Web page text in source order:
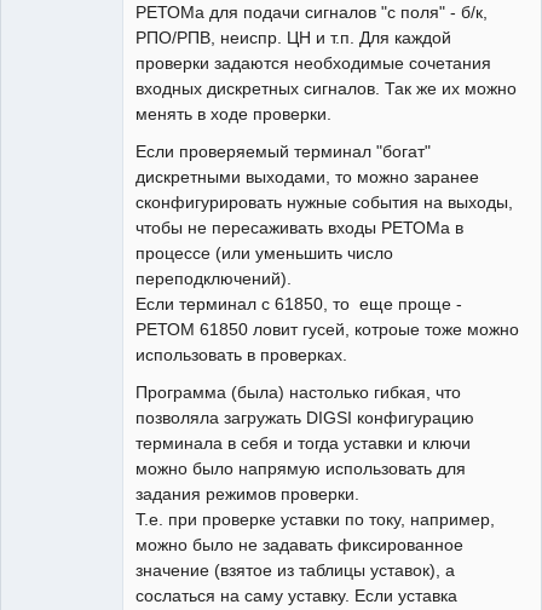
РЕТОМа для подачи сигналов "с поля" - б/к,
РПО/РПВ, неиспр. ЦН и т.п. Для каждой
проверки задаются необходимые сочетания
входных дискретных сигналов. Так же их можно
менять в ходе проверки.
Если проверяемый терминал "богат"
дискретными выходами, то можно заранее
сконфигурировать нужные события на выходы,
чтобы не пересаживать входы РЕТОМа в
процессе (или уменьшить число
переподключений).
Если терминал с 61850, то еще проще -
РЕТОМ 61850 ловит гусей, котроые тоже можно
использовать в проверках.
Программа (была) настолько гибкая, что
позволяла загружать DIGSI конфигурацию
терминала в себя и тогда уставки и ключи
можно было напрямую использовать для
задания режимов проверки.
Т.е. при проверке уставки по току, например,
можно было не задавать фиксированное
значение (взятое из таблицы уставок), а
сослаться на саму уставку. Если уставка